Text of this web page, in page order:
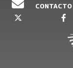
CONTACTO